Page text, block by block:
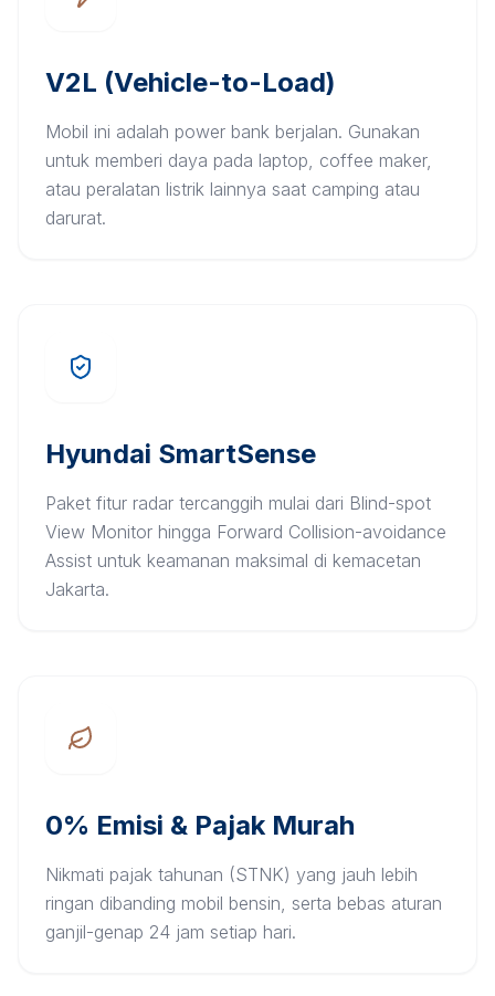
V2L (Vehicle-to-Load)
Mobil ini adalah power bank berjalan. Gunakan
untuk memberi daya pada laptop, coffee maker,
atau peralatan listrik lainnya saat camping atau
darurat.
Hyundai SmartSense
Paket fitur radar tercanggih mulai dari Blind-spot
View Monitor hingga Forward Collision-avoidance
Assist untuk keamanan maksimal di kemacetan
Jakarta.
0% Emisi & Pajak Murah
Nikmati pajak tahunan (STNK) yang jauh lebih
ringan dibanding mobil bensin, serta bebas aturan
ganjil-genap 24 jam setiap hari.